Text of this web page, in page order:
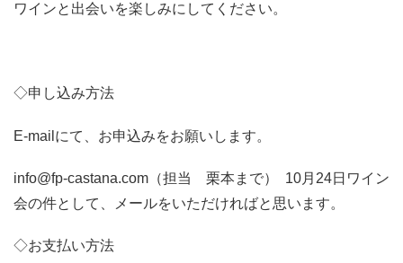
ワインと出会いを楽しみにしてください。
◇申し込み方法
E-mailにて、お申込みをお願いします。
info@fp-castana.com（担当 栗本まで） 10月24日ワイン
会の件として、メールをいただければと思います。
◇お支払い方法